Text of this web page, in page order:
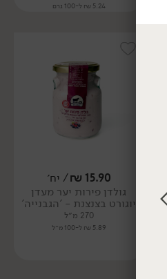
5.24 ₪ ל-100 גרם
15.90
₪/ יח׳
גולדן פירות יער מעדן
יוגורט בצנצנת - 'הגבנייה'
270 מ״ל
5.89 ₪ ל-100 מ״ל